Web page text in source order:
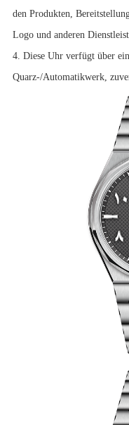
den Produkten,
Logo und anderen
4. Diese Uhr verfügt über
Quarz-/Automatikwerk,